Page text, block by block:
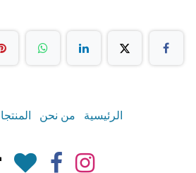
الرئيسية من نحن